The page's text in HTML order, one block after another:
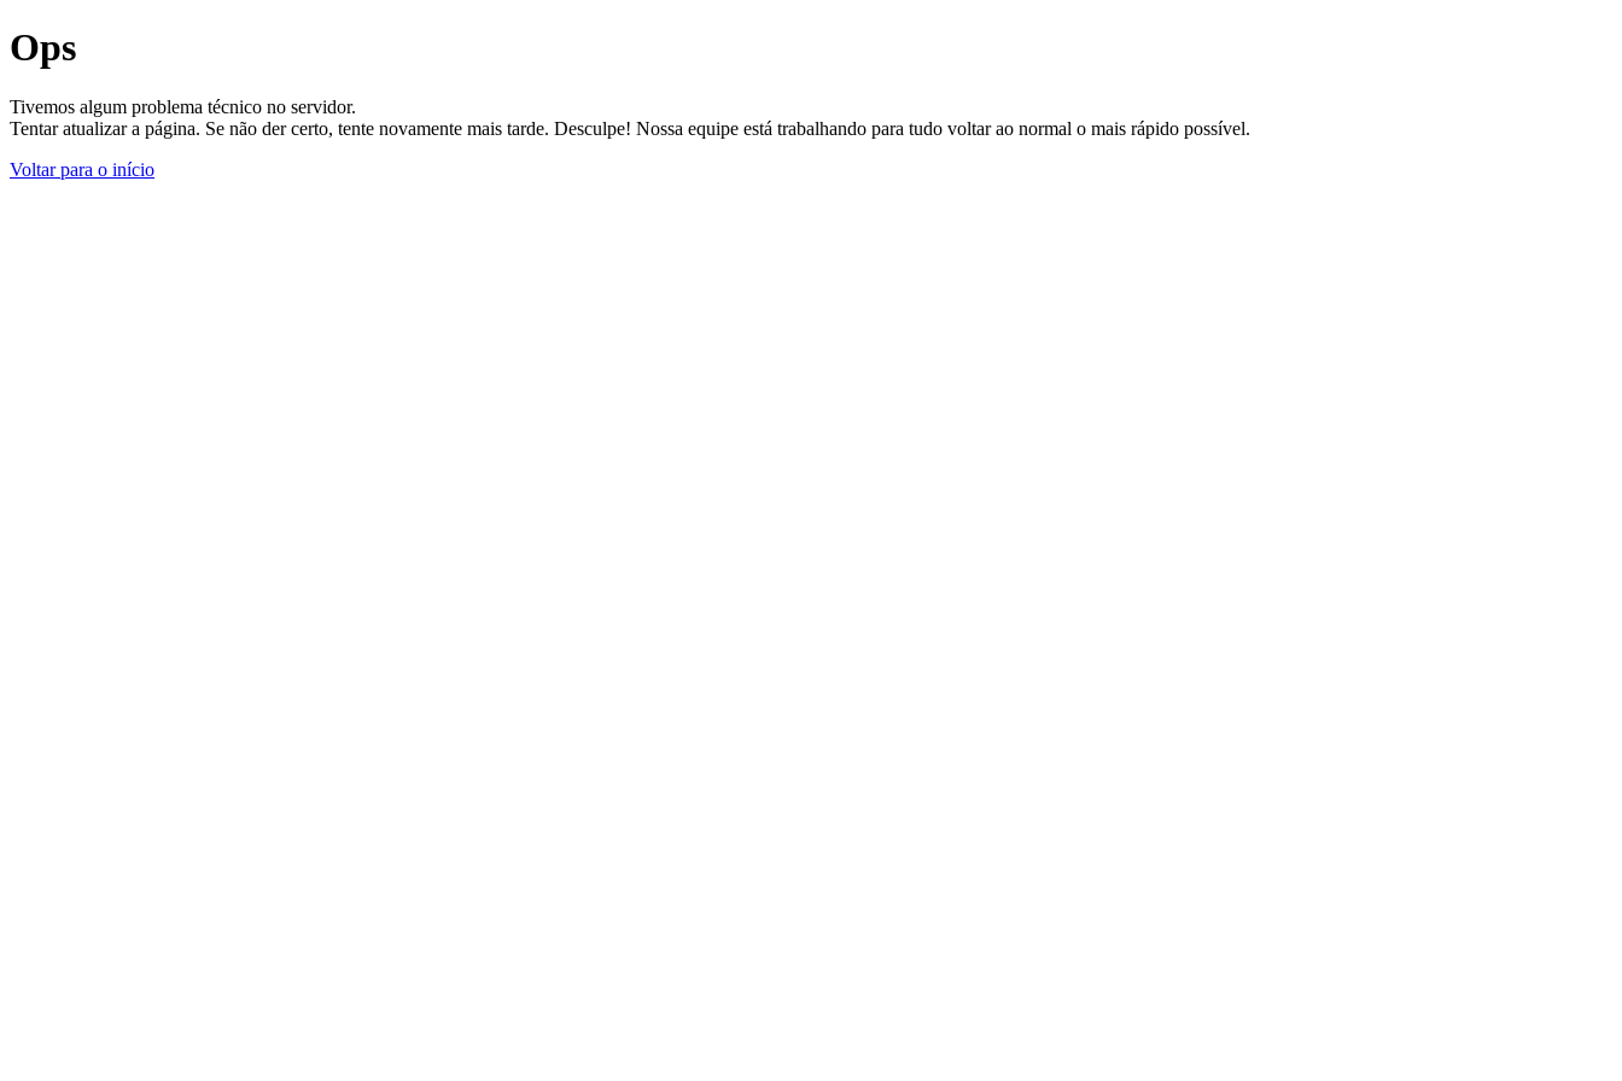
Ops
Tivemos algum problema técnico no servidor.
Tentar atualizar a página. Se não der certo, tente novamente mais tarde. Desculpe! Nossa equipe está trabalhando para tudo voltar ao normal o mais rápido possível.
Voltar para o início